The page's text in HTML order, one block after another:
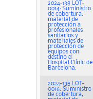
2024-138 LOT-
0014: Suministro
de cobertura,
material de
protección a
profesionales
sanitarios y
materiales de
protección de
equipos con
destino el
Hospital Clínic de
Barcelona.
2024-138 LOT-
0016: Suministro
de cobertura,